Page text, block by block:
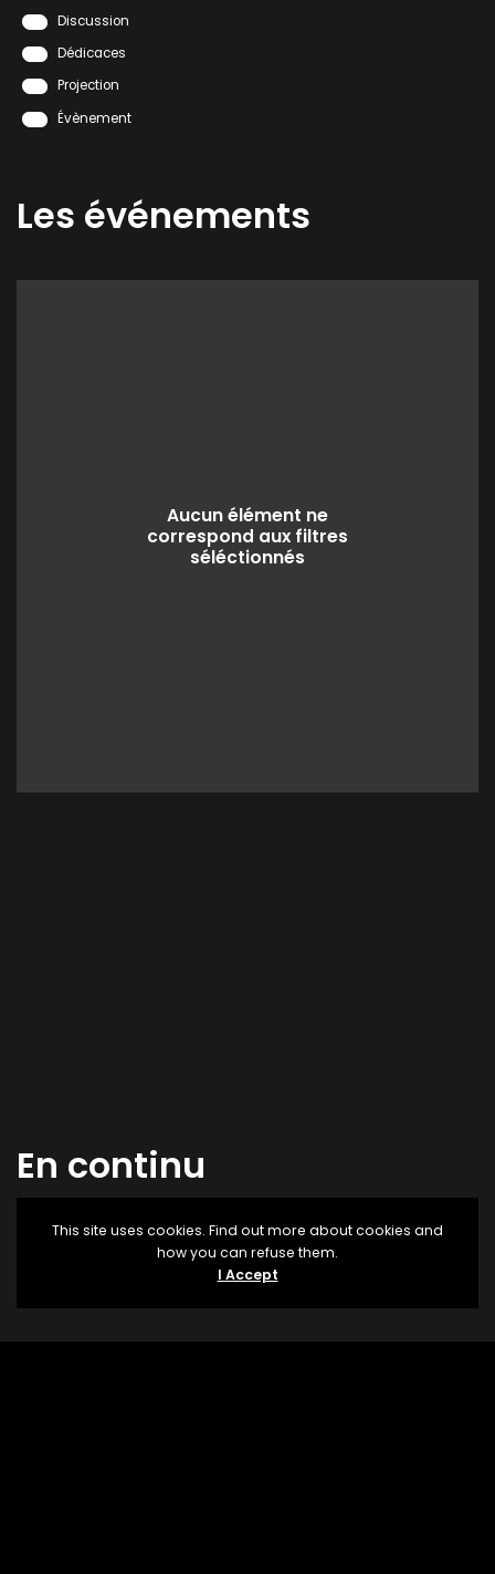
Discussion
Dédicaces
Projection
Évènement
Les événements
Aucun élément ne
correspond aux filtres
séléctionnés
En continu
This site uses cookies. Find out more about cookies and
how you can refuse them.
I Accept